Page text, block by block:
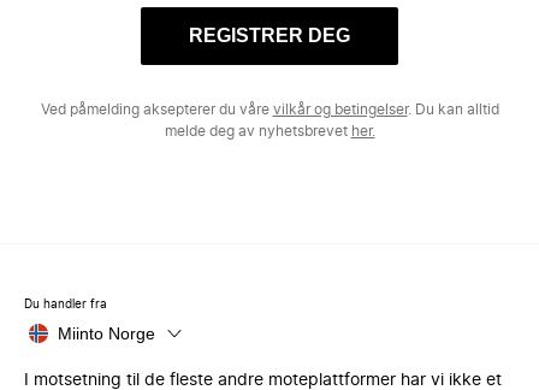
REGISTRER DEG
Ved påmelding aksepterer du våre vilkår og betingelser. Du kan alltid
melde deg av nyhetsbrevet her.
Du handler fra
Miinto Norge
I motsetning til de fleste andre moteplattformer har vi ikke et